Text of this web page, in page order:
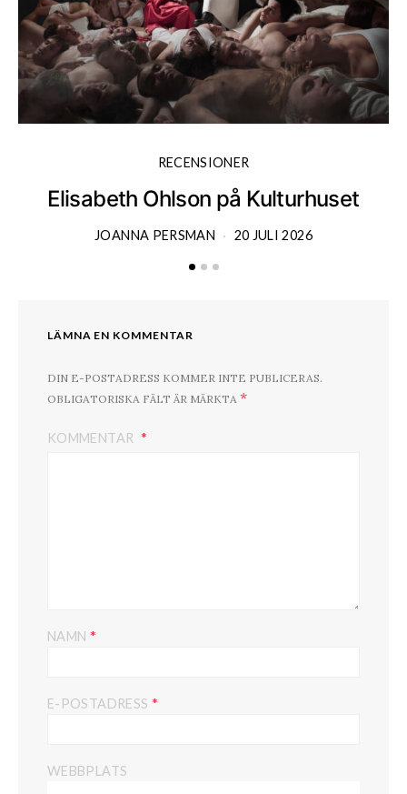
RECENSIONER
Elisabeth Ohlson på Kulturhuset
JOANNA PERSMAN 20 JULI 2026
LÄMNA EN KOMMENTAR
DIN E-POSTADRESS KOMMER INTE PUBLICERAS.
OBLIGATORISKA FÄLT ÄR MÄRKTA *
KOMMENTAR
NAMN *
E-POSTADRESS *
WEBBPLATS